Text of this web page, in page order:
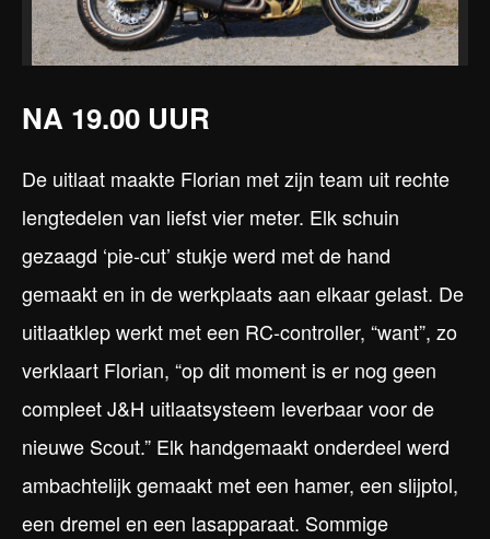
NA 19.00 UUR
De uitlaat maakte Florian met zijn team uit rechte
lengtedelen van liefst vier meter. Elk schuin
gezaagd ‘pie-cut’ stukje werd met de hand
gemaakt en in de werkplaats aan elkaar gelast. De
uitlaatklep werkt met een RC-controller, “want”, zo
verklaart Florian, “op dit moment is er nog geen
compleet J&H uitlaatsysteem leverbaar voor de
nieuwe Scout.” Elk handgemaakt onderdeel werd
ambachtelijk gemaakt met een hamer, een slijptol,
een dremel en een lasapparaat. Sommige